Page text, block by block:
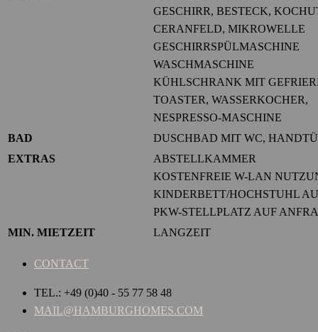
GESCHIRR, BESTECK,
CERANFELD, MIKROWELLE
GESCHIRRSPÜLMASCHINE
WASCHMASCHINE
KÜHLSCHRANK MIT
TOASTER, WASSERKOCHER,
NESPRESSO-MASCHINE
BAD
DUSCHBAD MIT WC,
EXTRAS
ABSTELLKAMMER
KOSTENFREIE W-LAN
KINDERBETT/HOCHSTUHL
PKW-STELLPLATZ AUF
MIN. MIETZEIT
LANGZEIT
CONTACT
TEL.: +49 (0)40 - 55 77 58 48
MAIL@HAMBURGHOMES.COM